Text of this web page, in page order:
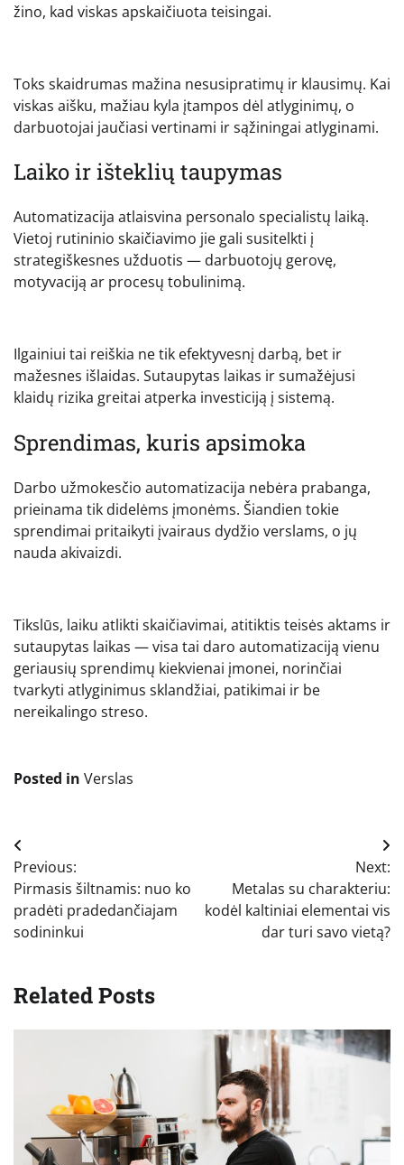
žino, kad viskas apskaičiuota teisingai.
Toks skaidrumas mažina nesusipratimų ir klausimų. Kai
viskas aišku, mažiau kyla įtampos dėl atlyginimų, o
darbuotojai jaučiasi vertinami ir sąžiningai atlyginami.
Laiko ir išteklių taupymas
Automatizacija atlaisvina personalo specialistų laiką.
Vietoj rutininio skaičiavimo jie gali susitelkti į
strategiškesnes užduotis — darbuotojų gerovę,
motyvaciją ar procesų tobulinimą.
Ilgainiui tai reiškia ne tik efektyvesnį darbą, bet ir
mažesnes išlaidas. Sutaupytas laikas ir sumažėjusi
klaidų rizika greitai atperka investiciją į sistemą.
Sprendimas, kuris apsimoka
Darbo užmokesčio automatizacija nebėra prabanga,
prieinama tik didelėms įmonėms. Šiandien tokie
sprendimai pritaikyti įvairaus dydžio verslams, o jų
nauda akivaizdi.
Tikslūs, laiku atlikti skaičiavimai, atitiktis teisės aktams ir
sutaupytas laikas — visa tai daro automatizaciją vienu
geriausių sprendimų kiekvienai įmonei, norinčiai
tvarkyti atlyginimus sklandžiai, patikimai ir be
nereikalingo streso.
Posted in Verslas
Navigacija
tarp
įrašų
Previous:
Pirmasis šiltnamis: nuo ko
pradėti pradedančiajam
sodininkui
Next:
Metalas su charakteriu:
kodėl kaltiniai elementai vis
dar turi savo vietą?
Related Posts